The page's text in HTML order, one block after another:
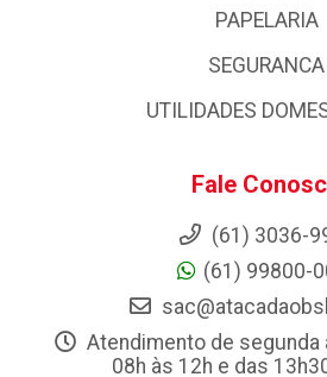
PAPELARIA
SEGURANCA
UTILIDADES
Fale
(61) 3036-
(61) 99800-
Atendimento de
08h às 12h e das